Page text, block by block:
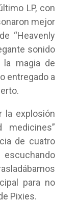
LP, con
mejor
“Heavenly
sonido
magia de
entregado a
la explosión
medicines”
de cuatro
escuchando
para no
Pixies.